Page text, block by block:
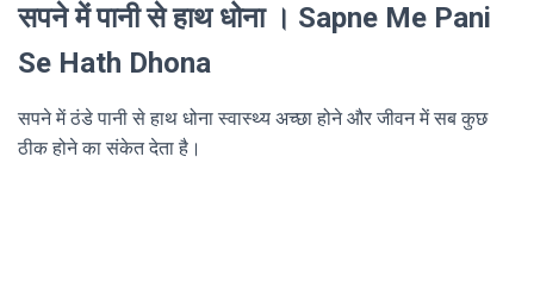
सपने में पानी से हाथ धोना । Sapne Me Pani
Se Hath Dhona
सपने में ठंडे पानी से हाथ धोना स्वास्थ्य अच्छा होने और जीवन में सब कुछ
ठीक होने का संकेत देता है।